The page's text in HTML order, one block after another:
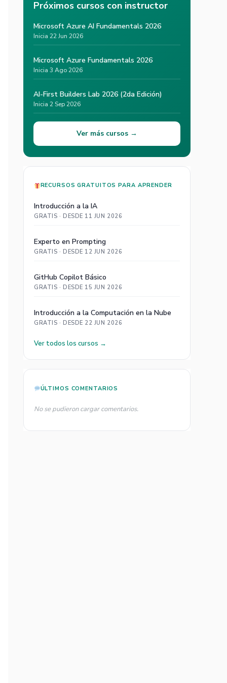
Próximos cursos con instructor
Microsoft Azure AI Fundamentals 2026
Inicia 22 Jun 2026
Microsoft Azure Fundamentals 2026
Inicia 3 Ago 2026
AI-First Builders Lab 2026 (2da Edición)
Inicia 2 Sep 2026
Ver más cursos →
RECURSOS GRATUITOS PARA APRENDER
Introducción a la IA
GRATIS · DESDE 11 JUN 2026
Experto en Prompting
GRATIS · DESDE 12 JUN 2026
GitHub Copilot Básico
GRATIS · DESDE 15 JUN 2026
Introducción a la Computación en la Nube
GRATIS · DESDE 22 JUN 2026
Ver todos los cursos →
ÚLTIMOS COMENTARIOS
No se pudieron cargar comentarios.